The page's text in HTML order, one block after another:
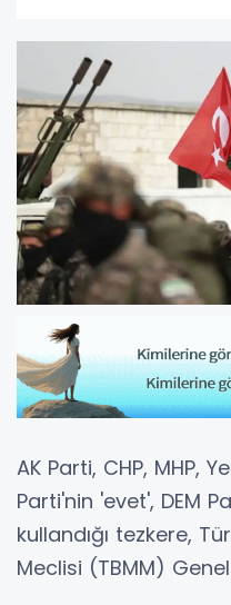
AK Parti, CHP, MHP,
Parti'nin 'evet', DEM
kullandığı tezkere,
Meclisi (TBMM)